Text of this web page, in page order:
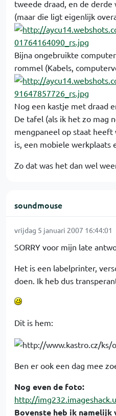
tweede draad, en de
(maar die ligt eigenlijk
Bijna ongebruikte
rommel (Kabels,
Nog een kastje met draad
De tafel (als ik het zo mag
mengpaneel op staat
is, een mobiele werkplaats
Zo dat was het dan wel
soundmouse
vrijdag 5 januari 2007 16:44:01
SORRY voor mijn late
Het is een labelprinter,
doen. Ik heb dus
Dit is hem:
Ben er ook een dag mee
Nog even de foto:
http://
Bovenste heb ik